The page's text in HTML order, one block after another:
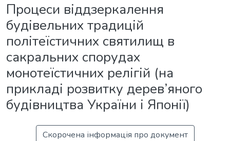
Процеси віддзеркалення
будівельних традицій
політеїстичних святилищ в
сакральних спорудах
монотеїстичних релігій (на
прикладі розвитку дерев’яного
будівництва України і Японії)
Скорочена інформація про документ